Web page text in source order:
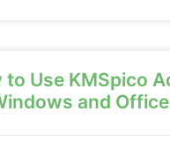
to Use KMSpico
and